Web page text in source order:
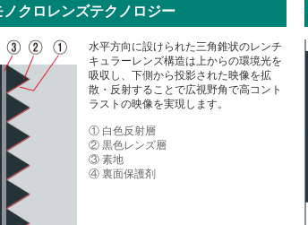
ノクロレンズテクノロジー
水平方向に設けられた三角錐状のレンチ
キュラーレンズ構造は上からの環境光を
吸収し、下側から投影された映像を拡
散・反射することで広視野角で高コント
ラストの映像を実現します。
① 白色反射層
② 黒色レンズ層
③ 素地
④ 裏面保護剤